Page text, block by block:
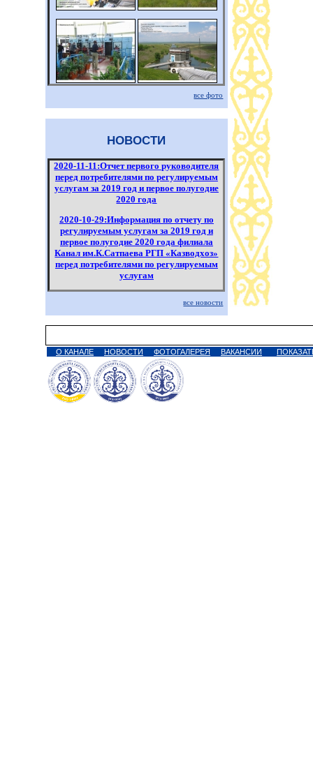
все фото
НОВОСТИ
2020-11-11:Отчет первого руководителя
перед потребителями по регулируемым
услугам за 2019 год и первое полугодие
2020 года
2020-10-29:Информация по отчету по
регулируемым услугам за 2019 год и
первое полугодие 2020 года филиала
Канал им.К.Сатпаева РГП «Казводхоз»
перед потребителями по регулируемым
услугам
2020-07-29:Отчет об исполнении
тарифной сметы на услугу по подаче
воды по распределительным сетям
Карагандинское управление
2020-07-29:Информация о ходе
исполнения инвестиционной программы
за 1 полугодие 2020 года
все новости
О КАНАЛЕ НОВОСТИ ФОТОГАЛЕРЕЯ ВАКАНСИИ